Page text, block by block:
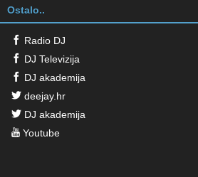
Ostalo..
Radio DJ
DJ Televizija
DJ akademija
deejay.hr
DJ akademija
Youtube